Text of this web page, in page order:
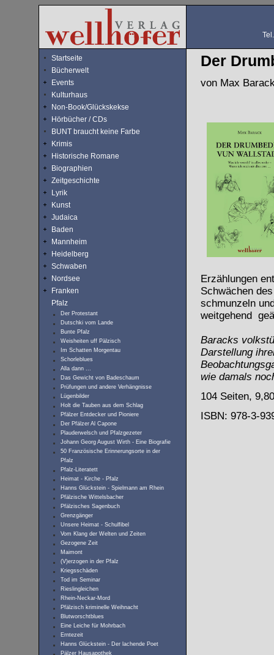
Startseite
Bücherwelt
Events
Kulturhaus
Non-Book/Glückskekse
Hörbücher / CDs
BUNT braucht keine Farbe
Krimis
Historische Romane
Biographien
Zeitgeschichte
Lyrik
Kunst
Judaica
Baden
Mannheim
Heidelberg
Schwaben
Nordsee
Franken
Pfalz
Der Protestant
Dutschki vom Lande
Bunte Pfalz
Weisheiten uff Pälzisch
Im Schatten Morgentau
Schorleblues
Alla dann ...
Das Gewicht von Badeschaum
Prüfungen und andere Verhängnisse
Lügenbilder
Holt die Tauben aus dem Schlag
Pfälzer Entdecker und Pioniere
Der Pfälzer Al Capone
Plauderwelsch und Pfalzgezeter
Johann Georg August Wirth - Eine Biografie
50 Französische Erinnerungsorte in der
Pfalz
Pfalz-Literatett
Heimat - Kirche - Pfalz
Hanns Glückstein - Spielmann am Rhein
Pfälzische Wittelsbacher
Pfälzisches Sagenbuch
Grenzgänger
Unsere Heimat - Schulfibel
Vom Klang der Welten und Zeiten
Gezogene Zeit
Maimont
(V)erzogen in der Pfalz
Kriegsschäden
Tod im Seminar
Rieslingleichen
Rhein-Neckar-Mord
Pfälzisch kriminelle Weihnacht
Blutworschtblues
Eine Leiche für Mohrbach
Erntezeit
Hanns Glückstein - Der lachende Poet
Pälzer Hausapothek
Der
von Max
Erzählungen
Schwächen
schmunzeln
weitgehend
Baracks
Darstellung
wie damals
104 Seiten,
ISBN: 978-3-